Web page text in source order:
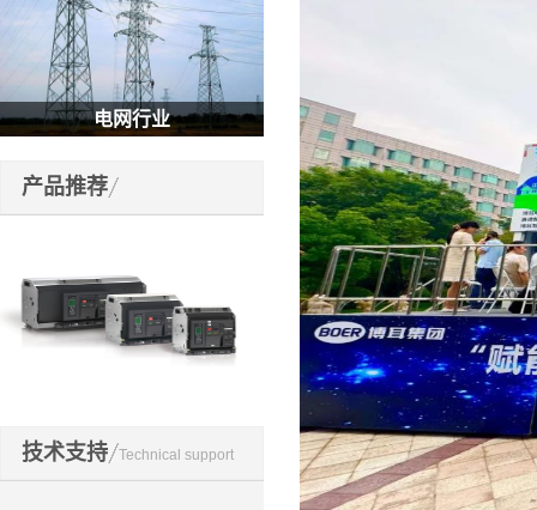
电网行业
产品推荐
技术支持 Technical support